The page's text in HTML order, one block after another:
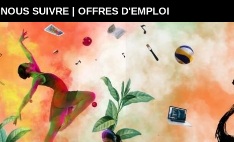
NOUS SUIVRE | OFFRES D'EMPLOI